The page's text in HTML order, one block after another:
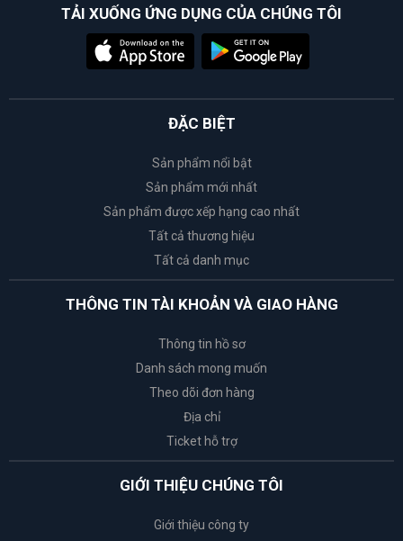
TẢI XUỐNG ỨNG DỤNG CỦA CHÚNG TÔI
ĐẶC BIỆT
Sản phẩm nổi bật
Sản phẩm mới nhất
Sản phẩm được xếp hạng cao nhất
Tất cả thương hiệu
Tất cả danh mục
THÔNG TIN TÀI KHOẢN VÀ GIAO HÀNG
Thông tin hồ sơ
Danh sách mong muốn
Theo dõi đơn hàng
Địa chỉ
Ticket hỗ trợ
GIỚI THIỆU CHÚNG TÔI
Giới thiệu công ty